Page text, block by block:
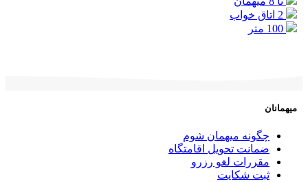
2 اتاق خواب
100 متر
میهمانان
چگونه میهمان شوم
ضمانت تحویل اقامتگاه
مقررات لغو رزرو
ثبت شکایت